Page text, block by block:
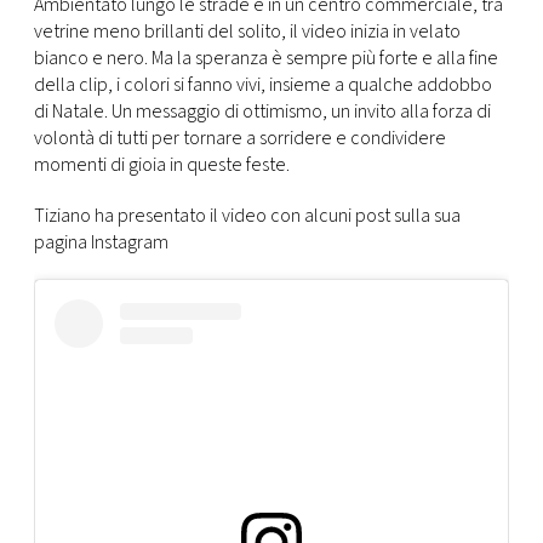
vetrine meno brillanti del solito, il video inizia in velato
bianco e nero. Ma la speranza è sempre più forte e alla fine
della clip, i colori si fanno vivi, insieme a qualche addobbo
di Natale. Un messaggio di ottimismo, un invito alla forza di
volontà di tutti per tornare a sorridere e condividere
momenti di gioia in queste feste.
Tiziano ha presentato il video con alcuni post sulla sua
pagina Instagram